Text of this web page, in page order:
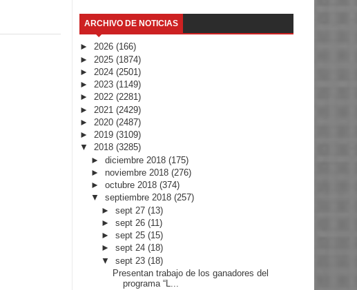
ARCHIVO DE NOTICIAS
► 2026 (166)
► 2025 (1874)
► 2024 (2501)
► 2023 (1149)
► 2022 (2281)
► 2021 (2429)
► 2020 (2487)
► 2019 (3109)
▼ 2018 (3285)
► diciembre 2018 (175)
► noviembre 2018 (276)
► octubre 2018 (374)
▼ septiembre 2018 (257)
►sept 27(13)
►sept 26(11)
►sept 25(15)
►sept 24(18)
▼sept 23(18)
Presentan trabajo de los ganadores del
programa “L...